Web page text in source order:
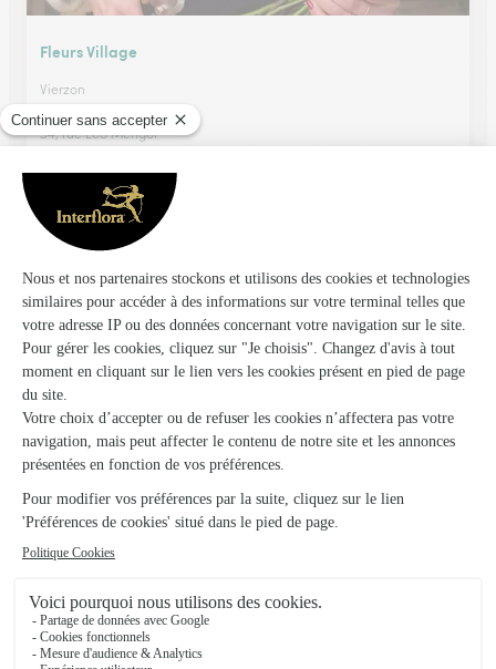
Fleurs Village
Vierzon
★★★★★ 4.7 (458)
54, rue Léo Merigot
Voir la boutique
Fleurs de Baugy
Baugy
★★★★★ 4.8 (48)
46 rue Sully
Voir la boutique